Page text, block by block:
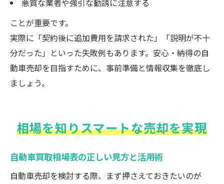
悪質な業者や強引な勧誘に注意する
ことが重要です。
実際に「契約後に追加費用を請求された」「説明が不十
分だった」といった失敗例もあります。安心・納得の自
動車売却を目指すために、事前準備と情報収集を徹底し
ましょう。
相場を知りスマートな売却を実現
自動車買取相場表の正しい見方と活用術
自動車売却を検討する際、まず押さえておきたいのが